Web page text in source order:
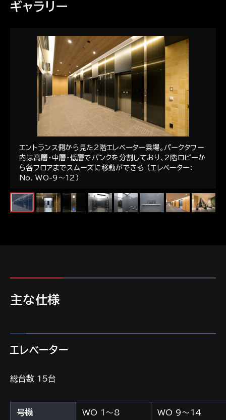
ギャラリー
エントランス側から見た2階エレベーター乗場。パークタワー
内は高層・中層・低層でバンクを分割しており、2階ロビーか
ら各フロアまでスムーズに移動ができる （エレベーター：
No. WO-9～12）
主な仕様
エレベーター
総台数 15台
号機 WO 1～8 WO 9～14